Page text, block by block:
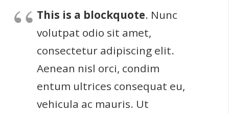
This is a blockquote. Nunc
volutpat odio sit amet,
consectetur adipiscing elit.
Aenean nisl orci, condim
entum ultrices consequat eu,
vehicula ac mauris. Ut